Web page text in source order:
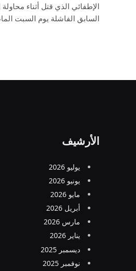
الإطفائي الذي قتل أثناء
السابق الفاشلة يوم السبت
الأرشيف
يوليو 2026
يونيو 2026
مايو 2026
أبريل 2026
مارس 2026
يناير 2026
ديسمبر 2025
نوفمبر 2025